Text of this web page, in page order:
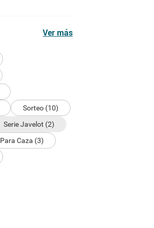
Ver más
Sorteo (10)
Serie Javelot (2)
Para Caza (3)